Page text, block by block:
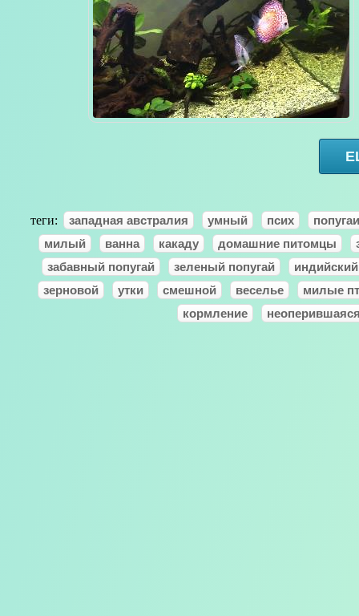
теги: западная австралия умный псих
попугаи
милый
ванна какаду домашние питомцы
забавный попугай
зеленый попугай
зерновой
утки смешной веселье
милые
кормление